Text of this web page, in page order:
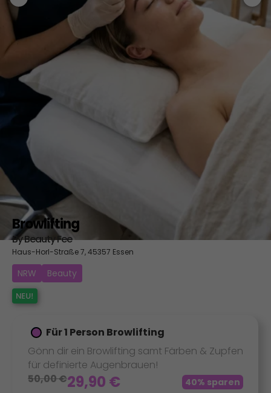
Browlifting
By Beauty Fee
Haus-Horl-Straße 7, 45357 Essen
NRW Beauty
Für 1 Person Browlifting
Gönn dir ein Browlifting samt Färben & Zupfen
für definierte Augenbrauen!
50,00€29,90 € 40% sparen